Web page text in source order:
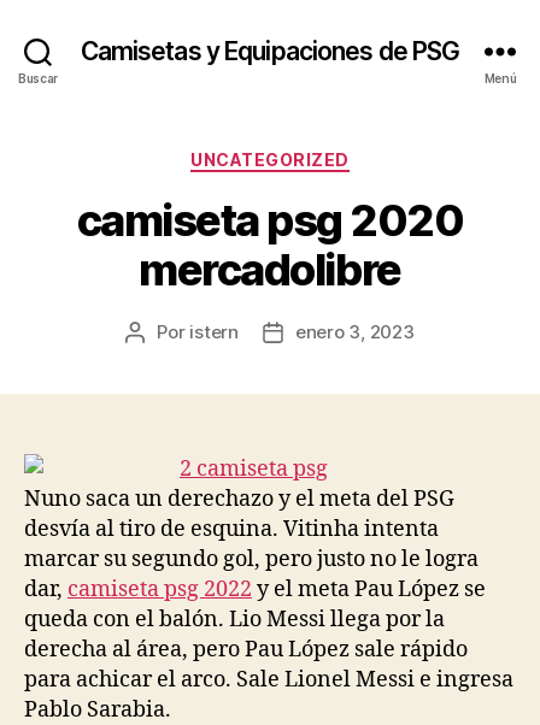
Buscar
Camisetas y Equipaciones de PSG
Menú
Categorías
UNCATEGORIZED
camiseta psg 2020
mercadolibre
Autor
Por istern
Fechaenero 3, 2023
Nuno saca un derechazo y el meta del PSG
desvía al tiro de esquina. Vitinha intenta
marcar su segundo gol, pero justo no le logra
dar, camiseta psg 2022 y el meta Pau López se
queda con el balón. Lio Messi llega por la
derecha al área, pero Pau López sale rápido
para achicar el arco. Sale Lionel Messi e ingresa
Pablo Sarabia.